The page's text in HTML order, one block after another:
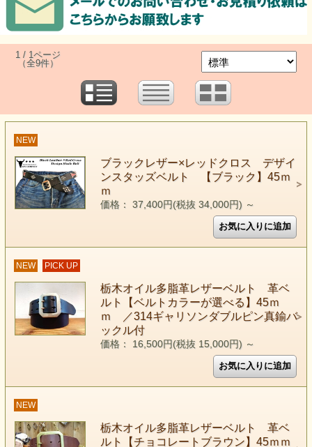
1 / 1ページ
（全9件）
NEW
ブラックレザー×レッドクロス デザイ
ンスタッズベルト 【ブラック】45ｍ
ｍ
価格： 37,400円(税抜 34,000円) ～
NEW PICK UP
栃木オイル多脂革レザーベルト 革ベ
ルト【ベルトカラーが選べる】45ｍ
ｍ ／314ギャリソンダブルピン真鍮バ
ックル付
価格： 16,500円(税抜 15,000円) ～
NEW
栃木オイル多脂革レザーベルト 革ベ
ルト【チョコレートブラウン】45ｍｍ